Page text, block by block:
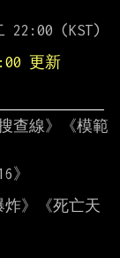
22:00 (KST)
更新
查線》《模範
》
炸》《死亡天